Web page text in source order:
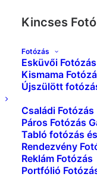
Kincses Fotó
Fotózás
Esküvői Fotózás
Kismama
Újszülött
Családi Fotózás
Páros Fotózás
Tabló fotózás
Rendezvény
Reklám Fotózás
Portfólió
Kezdőlap